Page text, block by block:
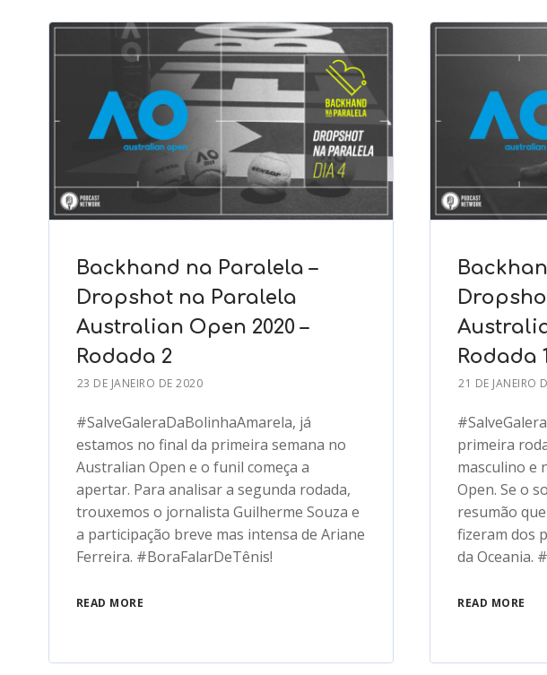
Backhand na Paralela –
Dropshot na Paralela
Australian Open 2020 –
Rodada 2
23 DE JANEIRO DE 2020
#SalveGaleraDaBolinhaAmarela, já
estamos no final da primeira semana no
Australian Open e o funil começa a
apertar. Para analisar a segunda rodada,
trouxemos o jornalista Guilherme Souza e
a participação breve mas intensa de Ariane
Ferreira. #BoraFalarDeTênis!
READ MORE
Rodada
21 DE JANEIRO
primeira
masculino e
Open. Se o
resumão
fizeram dos
da Oceania.
READ MORE